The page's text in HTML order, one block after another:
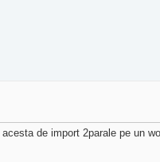
de import 2parale pe un